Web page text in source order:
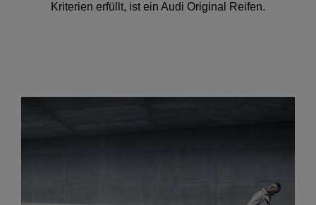
Kriterien erfüllt, ist ein Audi Original Reifen.